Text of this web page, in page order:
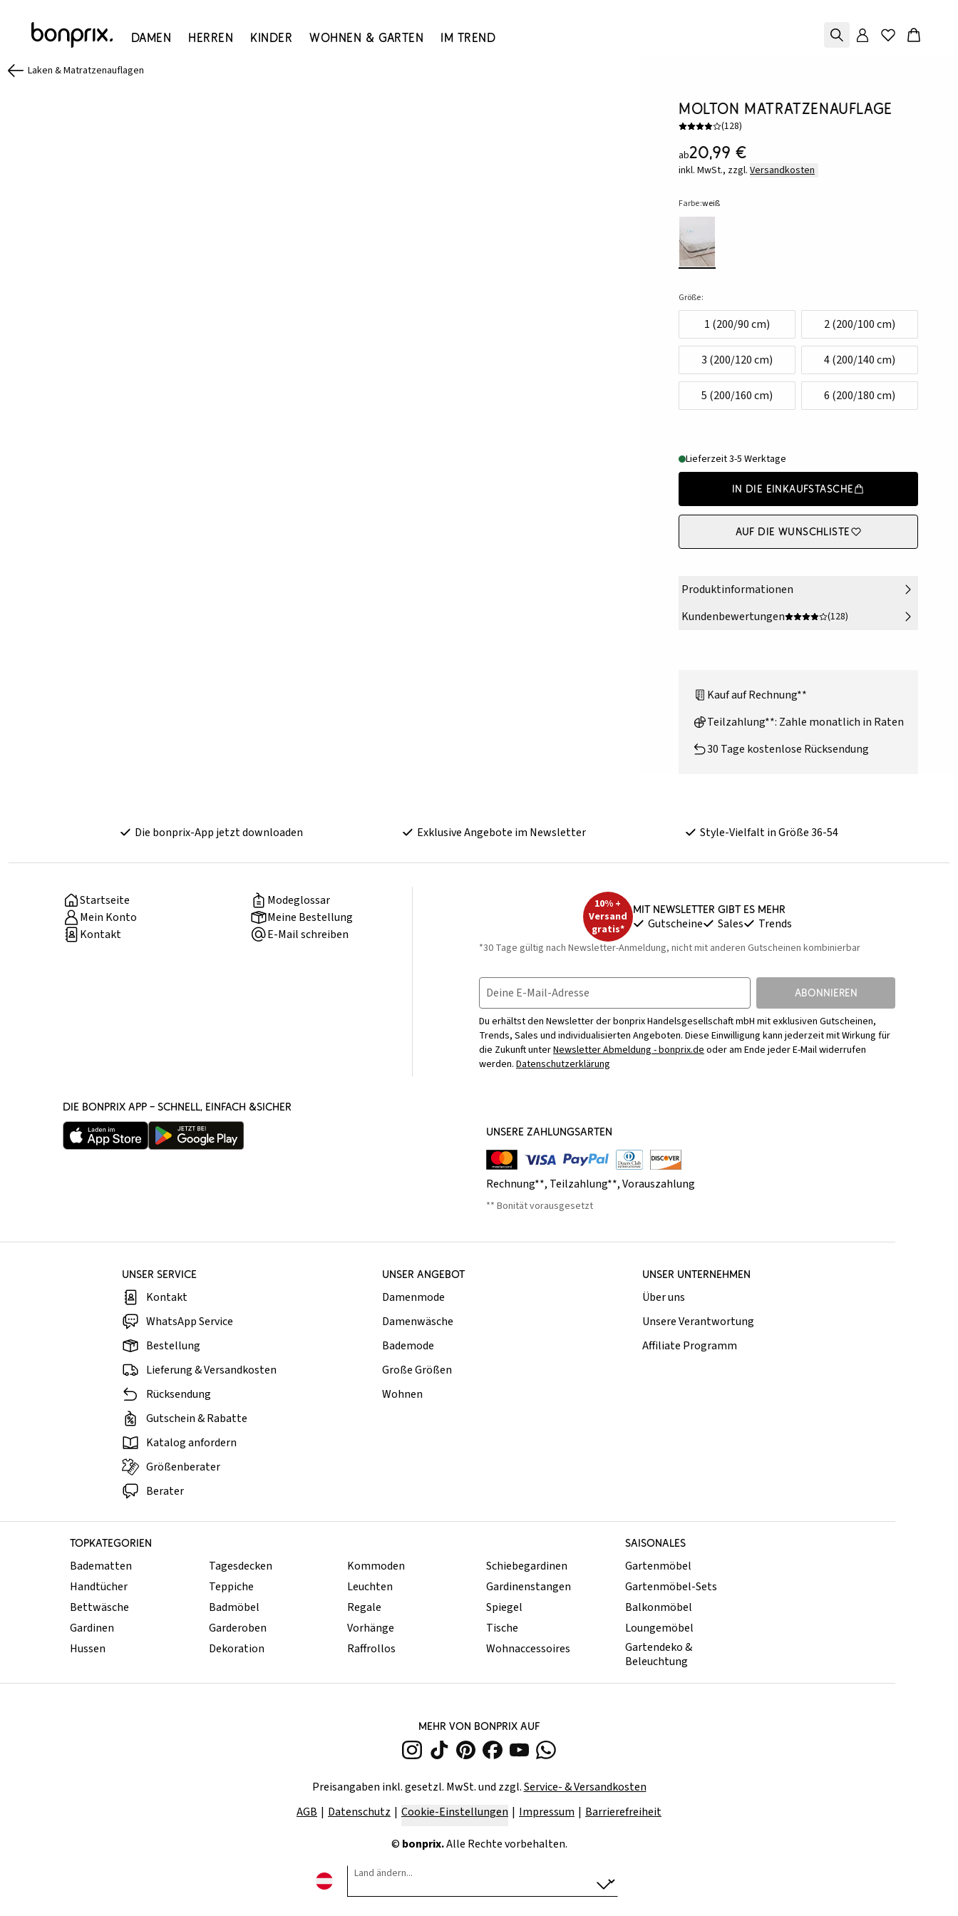
Damen Herren Kinder Wohnen & Garten Im Trend
Laken & Matratzenauflagen
Molton Matratzenauflage
(128)
ab20,99 €
inkl. MwSt., zzgl. Versandkosten
Farbe:weiß
Größe:
1 (200/90 cm) 2 (200/100 cm)
3 (200/120 cm) 4 (200/140 cm)
5 (200/160 cm) 6 (200/180 cm)
Lieferzeit 3-5 Werktage
In die Einkaufstasche
Auf die Wunschliste
Produktinformationen
Kundenbewertungen
(128)
Kauf auf Rechnung**
Teilzahlung**: Zahle monatlich in Raten
30 Tage kostenlose Rücksendung
Die bonprix-App jetzt downloaden Exklusive Angebote im Newsletter Style-Vielfalt in Größe 36-54
Startseite
Modeglossar
Mein Konto
Meine Bestellung
Kontakt
E-Mail schreiben
10% +
Versand
gratis*
Mit Newsletter gibt es mehr
Gutscheine Sales Trends
*30 Tage gültig nach Newsletter-Anmeldung, nicht mit anderen Gutscheinen kombinierbar
Deine E-Mail-Adresse ABONNIEREN
Du erhältst den Newsletter der bonprix Handelsgesellschaft mbH mit exklusiven Gutscheinen,
Trends, Sales und individualisierten Angeboten. Diese Einwilligung kann jederzeit mit Wirkung für
die Zukunft unterNewsletter Abmeldung - bonprix.deoder am Ende jeder E-Mail widerrufen
werden. Datenschutzerklärung
DIE BONPRIX APP – SCHNELL, EINFACH &SICHER
UNSERE ZAHLUNGSARTEN
Rechnung**, Teilzahlung**,Vorauszahlung
** Bonität vorausgesetzt
UNSER SERVICE
Kontakt
WhatsApp Service
Bestellung
Lieferung & Versandkosten
Rücksendung
Gutschein & Rabatte
Katalog anfordern
Größenberater
Berater
UNSER ANGEBOT
Damenmode
Damenwäsche
Bademode
Große Größen
Wohnen
UNSER UNTERNEHMEN
Über uns
Unsere Verantwortung
Affiliate Programm
TOPKATEGORIEN SAISONALES
Badematten
Handtücher
Bettwäsche
Gardinen
Hussen
Tagesdecken
Teppiche
Badmöbel
Garderoben
Dekoration
Kommoden
Leuchten
Regale
Vorhänge
Raffrollos
Schiebegardinen
Gardinenstangen
Spiegel
Tische
Wohnaccessoires
Gartenmöbel
Gartenmöbel-Sets
Balkonmöbel
Loungemöbel
Gartendeko &
Beleuchtung
MEHR VON BONPRIX AUF
Preisangaben inkl. gesetzl. MwSt. und zzgl.Service- & Versandkosten
AGB
Datenschutz Cookie-Einstellungen Impressum Barrierefreiheit
© bonprix.Alle Rechte vorbehalten.
Land ändern...